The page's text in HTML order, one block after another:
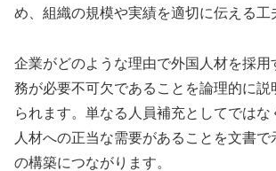
め、組織の規模や実績を適切に伝える工
企業がどのような理由で外国人材を採用
務が必要不可欠であることを論理的に説
られます。単なる人員補充としてではな
人材への正当な需要があることを文書
の構築につながります。